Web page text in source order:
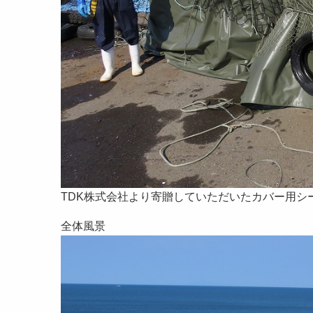
TDK株式会社より寄贈していただいたカバー用シ
全体風景